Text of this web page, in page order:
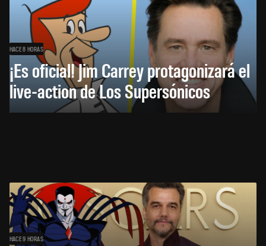
HACE 8 HORAS
¡Es oficial! Jim Carrey protagonizará el
live-action de Los Supersónicos
HACE 9 HORAS